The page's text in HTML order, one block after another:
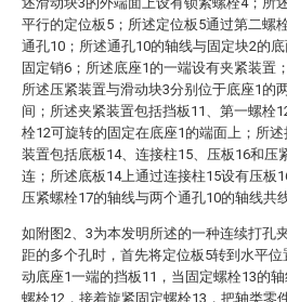
平行的定位板5；所述定位板5通过第二螺
通孔10；所述通孔10的轴线与固定块2的
固定销6；所述底座1的一端设有夹紧装置
所述压紧装置与滑动块3分别位于底座1的
间；所述夹紧装置包括挡板11、第一螺栓
栓12可旋转的固定在底座1的端面上；所
装置包括底板14、连接柱15、压板16和压
连；所述底板14上通过连接柱15设有压板
压紧螺栓17的轴线与两个通孔10的轴线共
如附图2、3为本发明所述的一种连续打孔
距的多个孔时，首先将定位板5转到水平
动底座1一端的挡板11，当固定螺栓13的
螺栓12，接着旋紧固定螺栓13，把轴类零